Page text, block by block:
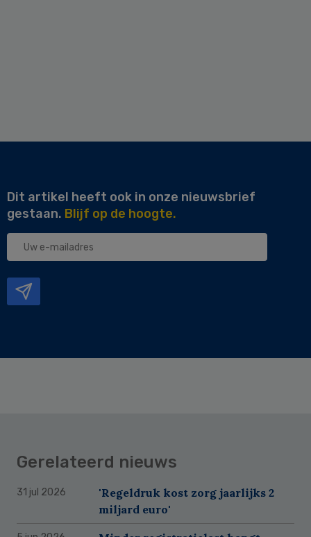
Dit artikel heeft ook in onze nieuwsbrief
gestaan. Blijf op de hoogte.
Uw
Gerelateerd nieuws
31 jul 2026
'Regeldruk kost zorg jaarlijks 2
miljard euro'